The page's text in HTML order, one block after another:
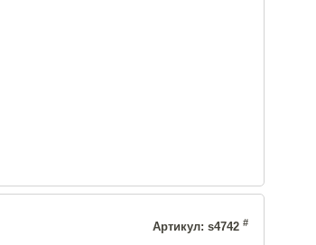
Артикул: s4742 #